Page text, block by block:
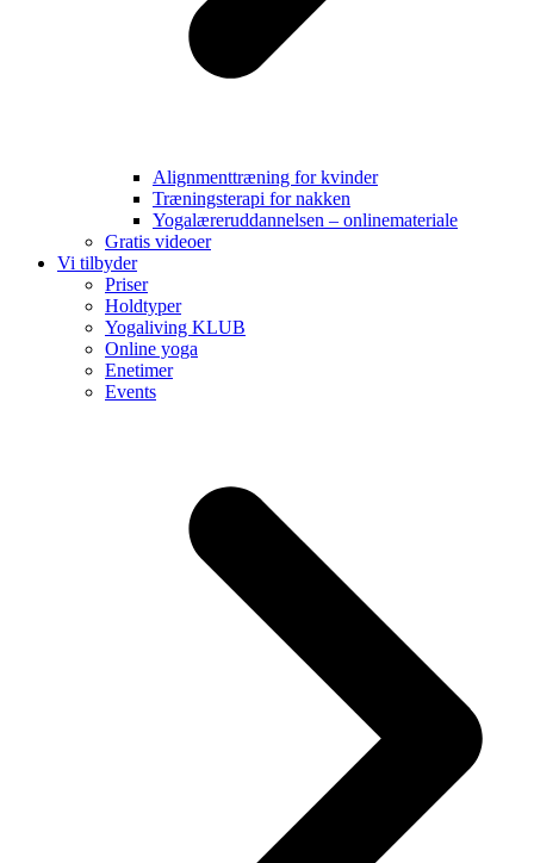
Alignmenttræning for kvinder
Træningsterapi for nakken
Yogalæreruddannelsen – onlinemateriale
Gratis videoer
Vi tilbyder
Priser
Holdtyper
Yogaliving KLUB
Online yoga
Enetimer
Events